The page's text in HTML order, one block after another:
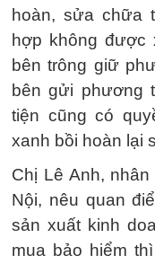
hoàn, sửa chữa
hợp không được
bên trông giữ
bên gửi phương
tiện cũng có
xanh bồi hoàn lại
Chị Lê Anh,
Nội, nêu quan
sản xuất kinh
mua bảo hiểm